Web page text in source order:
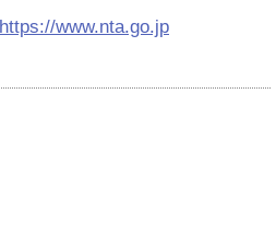
https://www.nta.go.jp